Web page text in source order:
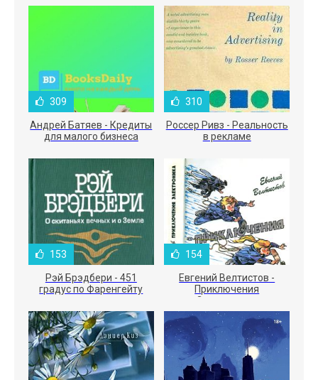
309
Андрей Батяев - Кредиты
для малого бизнеса
310
Россер Ривз - Реальность
в рекламе
153
Рэй Брэдбери - 451
градус по Фаренгейту
154
Евгений Велтистов -
Приключения
Электроника